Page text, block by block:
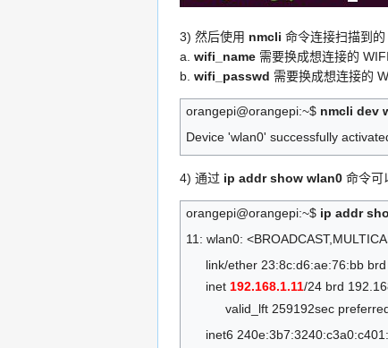
3) 然后使用 nmcli 命令连接扫描到的
a. wifi_name 需要换成想连接的
b. wifi_passwd 需要换成想连接的
orangepi@orangepi:~$ nmcli dev
Device 'wlan0' successfully
4) 通过 ip addr show wlan0 命令可
orangepi@orangepi:~$ ip addr
11: wlan0:
link/ether 23:8c:d6:ae:76:bb
inet 192.168.1.11/24 brd
valid_lft 259192sec
inet6